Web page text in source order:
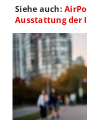
Siehe auch:
Ausstattung der